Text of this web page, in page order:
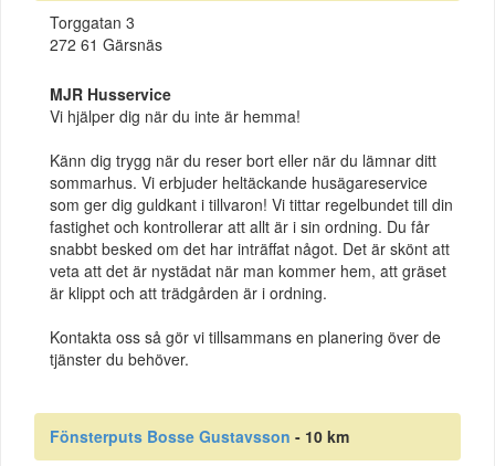
Torggatan 3
272 61 Gärsnäs
MJR Husservice
Vi hjälper dig när du inte är hemma!
Känn dig trygg när du reser bort eller när du lämnar ditt
sommarhus. Vi erbjuder heltäckande husägareservice
som ger dig guldkant i tillvaron! Vi tittar regelbundet till din
fastighet och kontrollerar att allt är i sin ordning. Du får
snabbt besked om det har inträffat något. Det är skönt att
veta att det är nystädat när man kommer hem, att gräset
är klippt och att trädgården är i ordning.
Kontakta oss så gör vi tillsammans en planering över de
tjänster du behöver.
Fönsterputs Bosse Gustavsson - 10 km